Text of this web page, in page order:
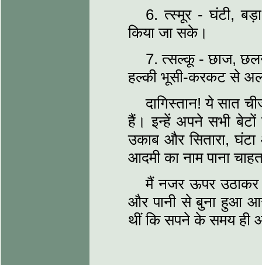
6. त्‍स्‍मूर - घंटी,
किया जा सके।
7. त्‍सल्‍कू - छाज,
हल्‍की भूसी-करकट से
दागिस्‍तान! ये सात
हैं। इन्‍हें अपने सभी
उकाब और सितारा,
आदमी का नाम पाना
मैं नजर ऊपर
और पानी से बुना हुआ
थीं कि सपने के समय ही